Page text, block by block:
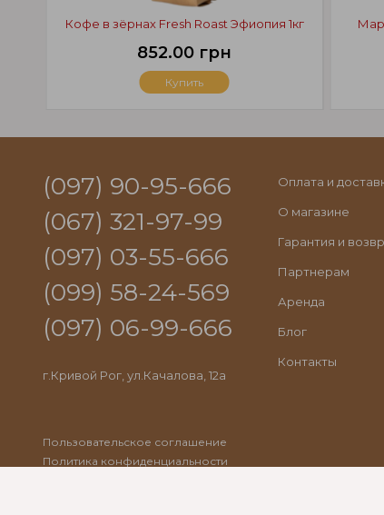
Кофе в зёрнах Fresh Roast Эфиопия 1кг
852.00 грн
Купить
(097) 90-95-666
(067) 321-97-99
(097) 03-55-666
(099) 58-24-569
(097) 06-99-666
г.Кривой Рог, ул.Качалова, 12а
Оплата и
О магазине
Гарантия и
Партнерам
Аренда
Блог
Контакты
Пользовательское соглашение
Политика конфиденциальности